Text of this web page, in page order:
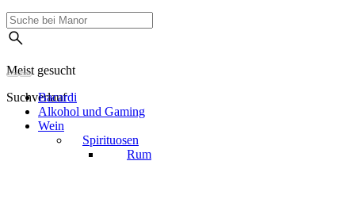
Meist gesucht
Suchverlauf
Bacardi
Alkohol und Gaming
Wein
Spirituosen
Rum